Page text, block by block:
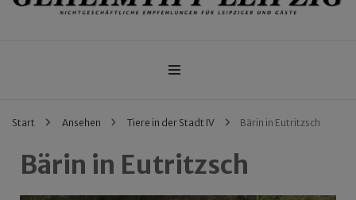
Nichtgeschäftliche Empfehlungen für Leipziger und Gäste
Start Ansehen Tiere in der Stadt IV Bärin in Eutritzsch
Bärin in Eutritzsch